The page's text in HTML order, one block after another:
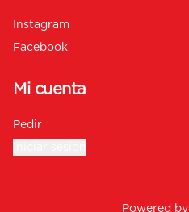
Instagram
Facebook
Mi cuenta
Pedir
Powered by